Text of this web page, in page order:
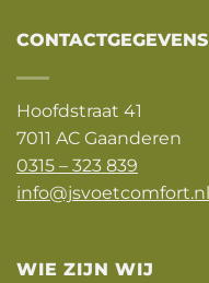
CONTACTGEGEVENS
Hoofdstraat 41
7011 AC Gaanderen
0315 – 323 839
info@jsvoetcomfort.nl
WIE ZIJN WIJ